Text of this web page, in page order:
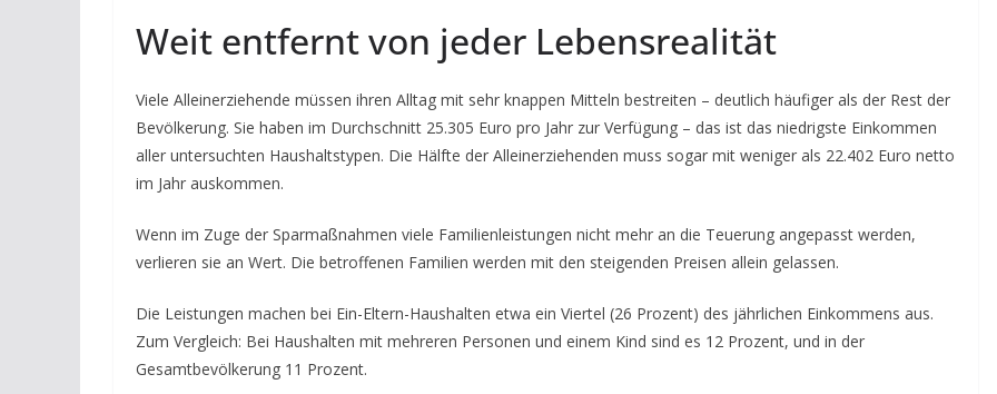
Weit entfernt von jeder Lebensrealität
Viele Alleinerziehende müssen ihren Alltag mit sehr knappen Mitteln bestreiten – deutlich häufiger als der Rest der
Bevölkerung. Sie haben im Durchschnitt 25.305 Euro pro Jahr zur Verfügung – das ist das niedrigste Einkommen
aller untersuchten Haushaltstypen. Die Hälfte der Alleinerziehenden muss sogar mit weniger als 22.402 Euro netto
im Jahr auskommen.
Wenn im Zuge der Sparmaßnahmen viele Familienleistungen nicht mehr an die Teuerung angepasst werden,
verlieren sie an Wert. Die betroffenen Familien werden mit den steigenden Preisen allein gelassen.
Die Leistungen machen bei Ein-Eltern-Haushalten etwa ein Viertel (26 Prozent) des jährlichen Einkommens aus.
Zum Vergleich: Bei Haushalten mit mehreren Personen und einem Kind sind es 12 Prozent, und in der
Gesamtbevölkerung 11 Prozent.